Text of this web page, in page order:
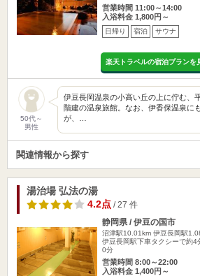
営業時間 11:00～14:00
入浴料金 1,800円～
日帰り 宿泊 サウナ
楽天トラベルの宿泊プランを
50代～
男性
伊豆長岡温泉の小高い丘の上に佇む、
階建の温泉旅館。なお、伊香保温泉に
が、…
関連情報から探す
湯治場 弘法の湯
4.2点/ 27 件
静岡県 / 伊豆の国市
沼津駅10.01km 伊豆長岡駅
伊豆長岡駅下車タクシーで約4
0分
営業時間 8:00～22:00
入浴料金 1,400円～